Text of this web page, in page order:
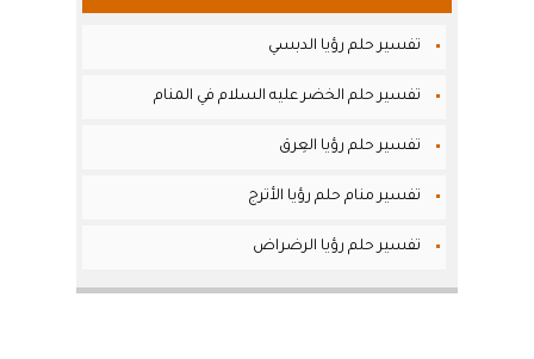
تفسير حلم رؤيا الدبسي
تفسير حلم الخضر عليه السلام في المنام
تفسير حلم رؤيا العِرق
تفسير منام حلم رؤيا الأترج
تفسير حلم رؤيا الرضراض